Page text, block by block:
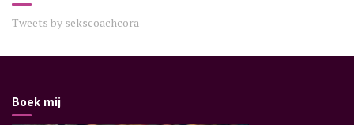
Tweets by sekscoachcora
Boek mij